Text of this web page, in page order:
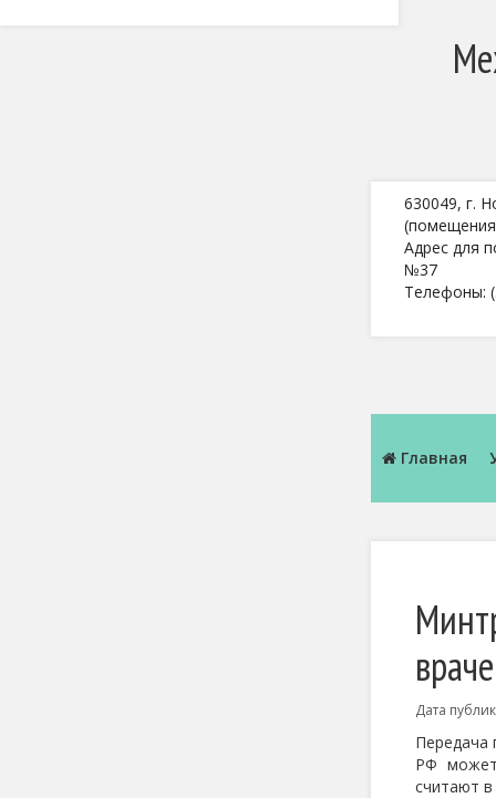
630049, г.
Адрес для
№37
Телефоны:
Главная
Дата
Передача
РФ может
считают